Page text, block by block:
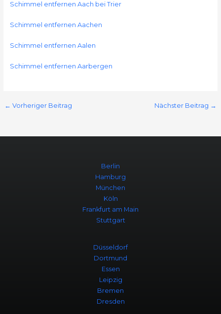
Schimmel entfernen Aach bei Trier
Schimmel entfernen Aachen
Schimmel entfernen Aalen
Schimmel entfernen Aarbergen
← Vorheriger Beitrag Nächster Beitrag →
Berlin
Hamburg
München
Köln
Frankfurt am Main
Stuttgart
Düsseldorf
Dortmund
Essen
Leipzig
Bremen
Dresden